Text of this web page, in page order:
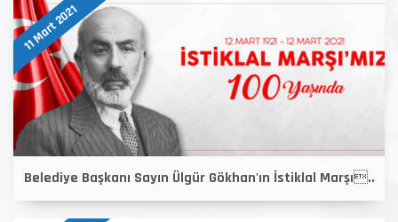
11 Mart 2021
Belediye Başkanı Sayın Ülgür Gökhan'ın İstiklal Marşı..